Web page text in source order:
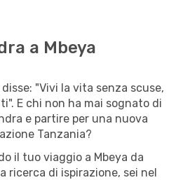
a Mbeya
"Vivi la vita senza scuse,
E chi non ha mai sognato di
e partire per una nuova
Tanzania?
il tuo viaggio a Mbeya da
ricerca di ispirazione, sei nel